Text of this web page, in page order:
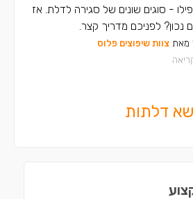
- סוגים שונים של סגירה לדלת. אז
נכון? לפניכם מדריך קצר.
מאת צוות שיפוצים פלוס
דלתות